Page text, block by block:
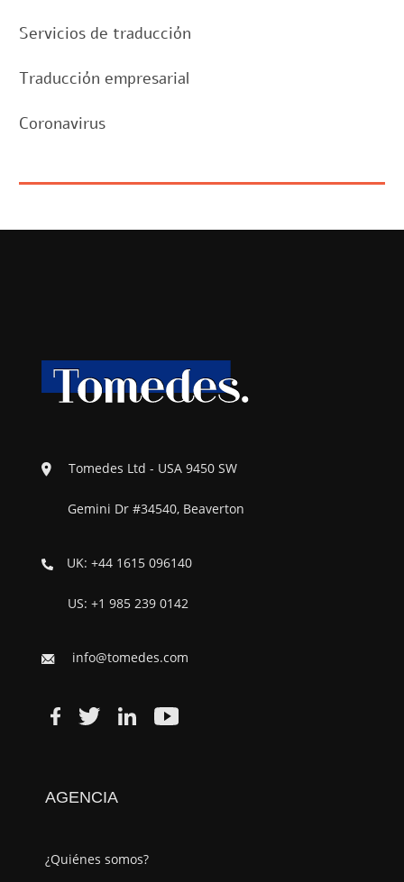
Servicios de traducción
Traducción empresarial
Coronavirus
Tomedes Ltd - USA 9450 SW
Gemini Dr #34540, Beaverton
UK: +44 1615 096140
US: +1 985 239 0142
info@tomedes.com
AGENCIA
¿Quiénes somos?